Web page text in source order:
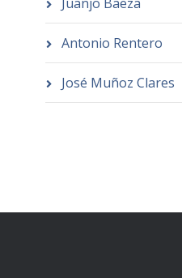
Antonio Rentero
José Muñoz Clares